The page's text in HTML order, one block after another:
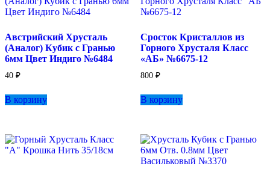
Австрийский Хрусталь
(Аналог) Кубик с Гранью
6мм Цвет Индиго №6484
40 ₽
В корзину
Сросток Кристаллов из
Горного Хрусталя Класс
«АБ» №6675-12
800 ₽
В корзину